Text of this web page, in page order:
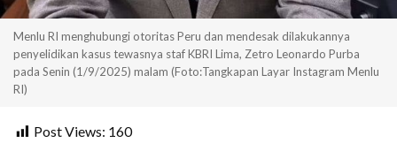
Menlu RI menghubungi otoritas Peru dan mendesak dilakukannya
penyelidikan kasus tewasnya staf KBRI Lima, Zetro Leonardo Purba
pada Senin (1/9/2025) malam (Foto:Tangkapan Layar Instagram Menlu
RI)
Post Views: 160